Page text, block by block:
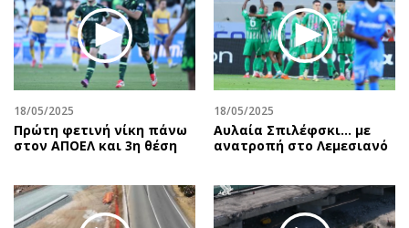
Περιβάλλον
Ελλάδα
Κόσμος
Παράξενα
Πολιτισμός
Σινεμά
Μουσική
Εικαστικά
Ταξίδια
Συνταγές
Έξοδος
Media
Εκπομπές
Wine routes
Uncut
Προσφορές
18/05/2025
Πρώτη φετινή νίκη πάνω
στον ΑΠΟΕΛ και 3η θέση
18/05/2025
Αυλαία Σπιλέφσκι... με
ανατροπή στο Λεμεσιανό